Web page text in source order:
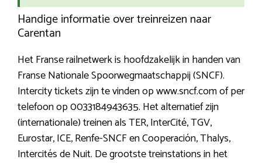
Handige informatie over treinreizen naar
Carentan
Het Franse railnetwerk is hoofdzakelijk in handen van
Franse Nationale Spoorwegmaatschappij (SNCF).
Intercity tickets zijn te vinden op www.sncf.com of per
telefoon op 0033184943635. Het alternatief zijn
(internationale) treinen als TER, InterCité, TGV,
Eurostar, ICE, Renfe-SNCF en Cooperación, Thalys,
Intercités de Nuit. De grootste treinstations in het